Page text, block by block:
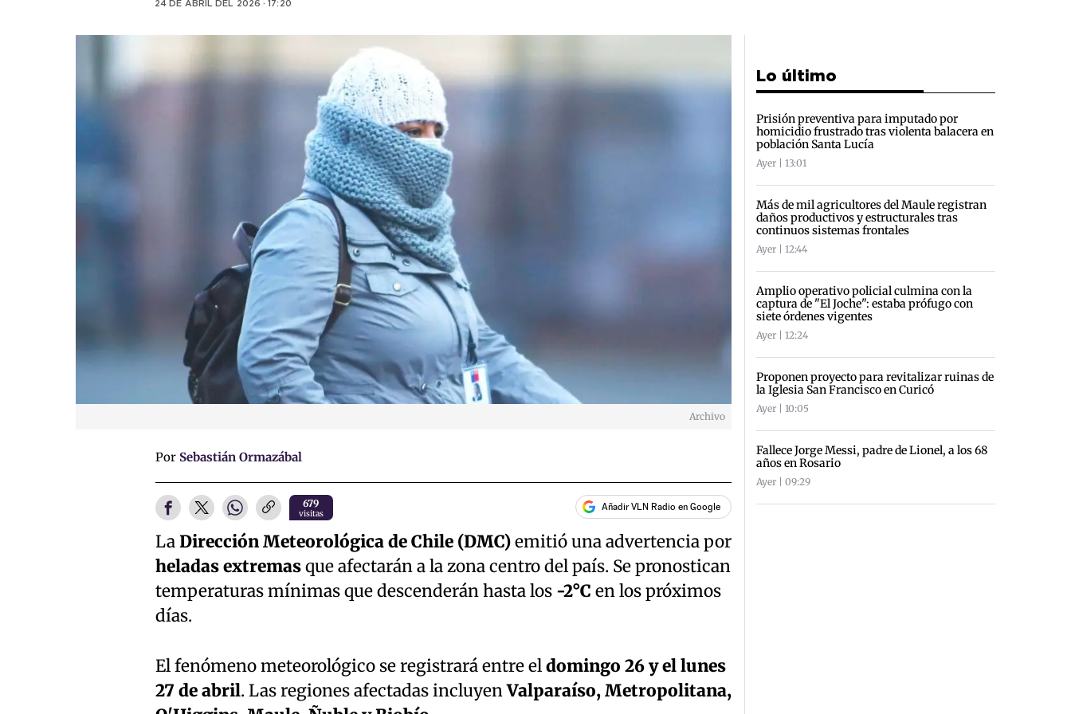
24 DE ABRIL DEL 2026 · 17:20
Archivo
Por Sebastián Ormazábal
679
visitas
Añadir VLN Radio en Google
LaDirección Meteorológica de Chile (DMC)emitió una advertencia por
heladas extremasque afectarán a la zona centro del país. Se pronostican
temperaturas mínimas que descenderán hasta los -2°C en los próximos
días.
El fenómeno meteorológico se registrará entre eldomingo 26 y el lunes
27 de abril. Las regiones afectadas incluyenValparaíso, Metropolitana,
Lo último
Prisión preventiva para imputado por
homicidio frustrado tras violenta balacera en
población Santa Lucía
Ayer | 13:01
Más de mil agricultores del Maule registran
daños productivos y estructurales tras
continuos sistemas frontales
Ayer | 12:44
Amplio operativo policial culmina con la
captura de "El Joche": estaba prófugo con
siete órdenes vigentes
Ayer | 12:24
Proponen proyecto para revitalizar ruinas de
la Iglesia San Francisco en Curicó
Ayer | 10:05
Fallece Jorge Messi, padre de Lionel, a los 68
años en Rosario
Ayer | 09:29